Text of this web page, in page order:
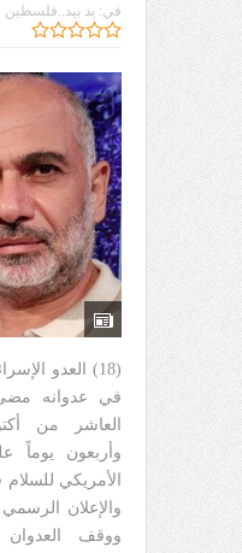
في: يد بيد..فلسطين
(18) العدو
في عدوانه
العاشر من
وأربعون
الأمريكي
والإعلان
ووقف العدوان